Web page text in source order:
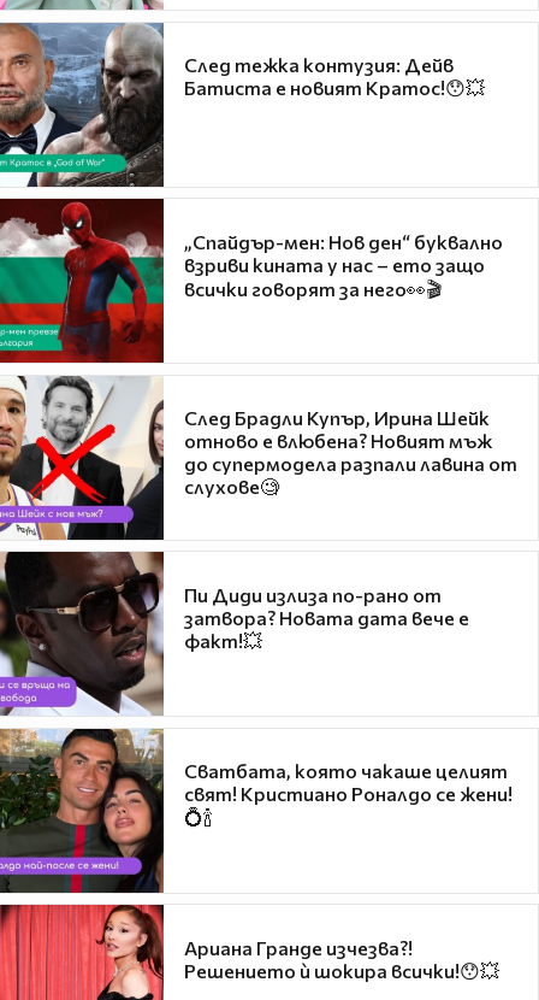
След тежка контузия: Дейв
Батиста е новият Кратос!😯💥
„Спайдър-мен: Нов ден“ буквално
взриви кината у нас – ето защо
всички говорят за него👀🎬
След Брадли Купър, Ирина Шейк
отново е влюбена? Новият мъж
до супермодела разпали лавина от
слухове🧐
Пи Диди излиза по-рано от
затвора? Новата дата вече е
факт!💥
Сватбата, която чакаше целият
свят! Кристиано Роналдо се жени!
💍🍾
Ариана Гранде изчезва?!
Решението ѝ шокира всички!😯💥